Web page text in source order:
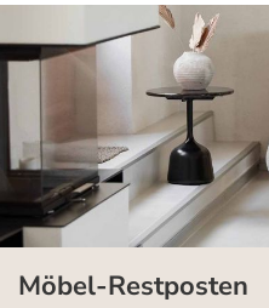
Möbel-Restposten